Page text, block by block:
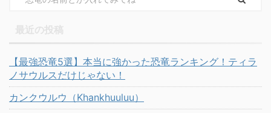
【最強恐竜5選】本当に強かった恐竜ランキング！ティラ
ノサウルスだけじゃない！
カンクウルウ（Khankhuuluu）